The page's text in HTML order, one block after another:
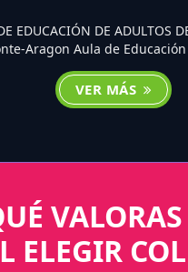
EDUCACIÓN DE ADULTOS
Aragon Aula de
VER MÁS
ELEGIR